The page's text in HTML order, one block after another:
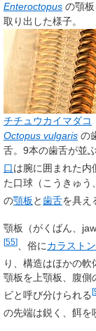
Enteroctopusの顎板
取り出した様子。
チチュウカイマダコ
Octopus vulgarisの
舌。9本の歯舌が並ぶ
口は腕に囲まれた内
た口球（こうきゅう、
の顎板 と歯舌を具え
顎板 （がくばん、
[55]、俗にカラスト
り、構造はほかの
顎板を上顎板、腹側
ビと呼び分けられる [
の先端は鋭く、餌を